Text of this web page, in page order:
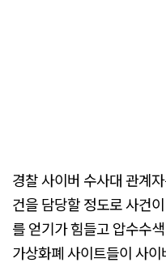
경찰 사이버 수사대 관계
건을 담당할 정도로 사건
를 얻기가 힘들고 압수수
가상화폐 사이트들이 사